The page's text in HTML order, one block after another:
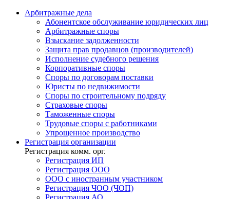
Арбитражные дела
Абонентское обслуживание юридических лиц
Арбитражные споры
Взыскание задолженности
Защита прав продавцов (производителей)
Исполнение судебного решения
Корпоративные споры
Споры по договорам поставки
Юристы по недвижимости
Споры по строительному подряду
Страховые споры
Таможенные споры
Трудовые споры с работниками
Упрощенное производство
Регистрация организации
Регистрация комм. орг.
Регистрация ИП
Регистрация ООО
ООО с иностранным участником
Регистрация ЧОО (ЧОП)
Регистрация АО